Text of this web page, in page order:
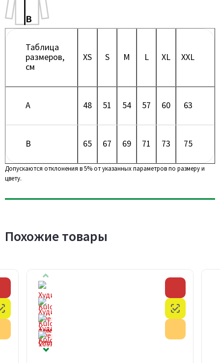
Таблица
размеров,
см
XS S M L XL XXL
A 48 51 54 57 60 63
B 65 67 69 71 73 75
Допускаются отклонения в 5% от указанных параметров по размеру и
цвету.
Похожие товары
Честный знак